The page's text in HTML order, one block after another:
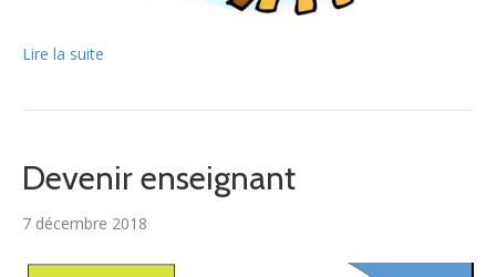
Lire la suite
Devenir enseignant
7 décembre 2018